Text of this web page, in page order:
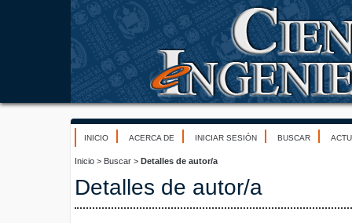
INICIO ACERCA DE INICIAR SESIÓN BUSCAR
Inicio > Buscar > Detalles de autor/a
Detalles de autor/a